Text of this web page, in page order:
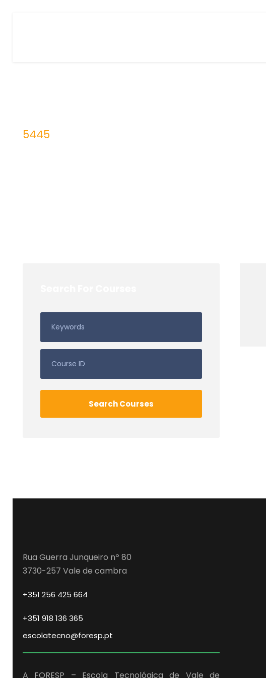
5445
Rua Guerra Junqueiro nº 80
3730-257 Vale de cambra
+351 256 425 664
+351 918 136 365
escolatecno@foresp.pt
A FORESP – Escola Tecnológica de Vale de